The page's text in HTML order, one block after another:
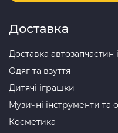
Доставка
Доставка автозапчастин
Одяг та взуття
Дитячі іграшки
Музичні інструменти та
Косметика